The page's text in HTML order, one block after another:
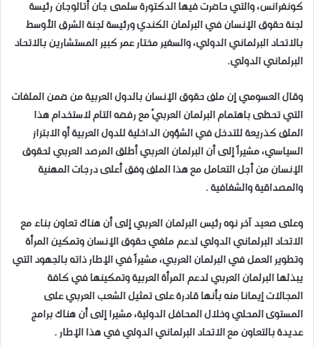
كونفرانس، والتي حاضرت فيها الدكتورة سلمى جان أتالوجان رئيسة
لجنة حقوق الإنسان في البرلمان الكندي ورئيسة لجنة الشرق الأوسط
بالاتحاد البرلماني الدولي، والسفير مختار عمر كبير المستشارين بالاتحاد
البرلماني الدولي.
وقال العسومي إن ملف حقوق الإنسان بالدول العربية من ضمن الملفات
التي تحظى باهتمام البرلمان العربيّ مع رفضه التام لاستخدام هذا
الملف كذريعة للتدخل في الشؤون الداخلية للدول العربية أو الابتزاز
السياسي، مشيراً إلى أن البرلمان العربي أطلق المرصد العربي لحقوق
الإنسان من أجل التعامل مع هذا الملف وفق أعلى درجات المهنية
والمصداقية والشفافية .
وعلى صعيد آخر نوه رئيس البرلمان العربي إلى أن هناك تعاون بناء مع
الاتحاد البرلماني الدولي لدعم ملفي حقوق الإنسان وتمكين المرأة
وتطوير العمل في البرلمان العربي، مشيراً في الإطار ذاته بالجهود التي
يبذلها البرلمان العربي لدعم المرأة العربية وتمكينها في كافة
المجالات إيمانا منه بأنها قادرة على تمثيل الشعب العربي على
المستوى المحلي وخلال المحافل الدولية، مشيرا إلى أن هناك برامج
عديدة بالتعاون مع الاتحاد البرلماني الدولي في هذا الإطار .